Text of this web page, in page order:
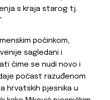
s kraja starog tj.
počinkom,
sagledani i
čime se nudi novo i
počast razuđenom
hrvatskih pjesnika u